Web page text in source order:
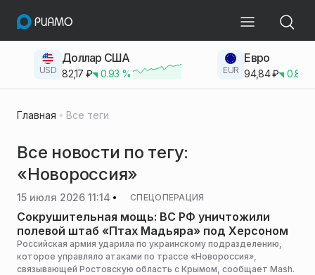
USD
Доллар США
82,17 ₽ 0.93 % EUR
Евро
94,84₽ 0.83
Главная Все теги
Все новости по тегу:
«Новороссия»
15 июля 2026 11:14 СПЕЦОПЕРАЦИЯ
Сокрушительная мощь: ВС РФ уничтожили
полевой штаб «Птах Мадьяра» под Херсоном
Российская армия ударила по украинскому подразделению,
которое управляло атаками по трассе «Новороссия»,
связывающей Ростовскую область с Крымом, сообщает Mash.